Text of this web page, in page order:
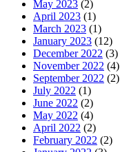
May 2023 (2)
April 2023 (1)
March 2023 (1)
January 2023 (12)
December 2022 (3)
November 2022 (4)
September 2022 (2)
July 2022 (1)
June 2022 (2)
May 2022 (4)
April 2022 (2)
February 2022 (2)